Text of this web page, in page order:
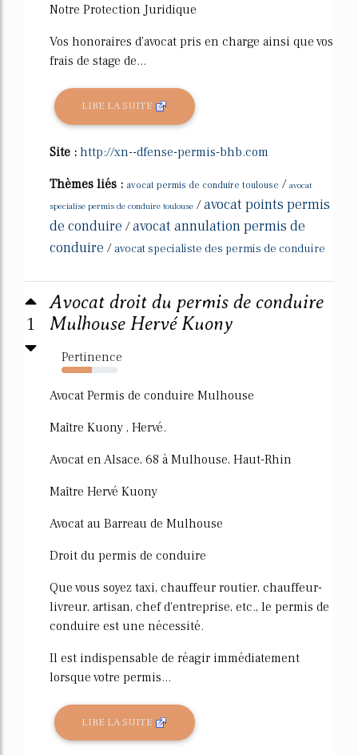
Notre Protection Juridique
Vos honoraires d'avocat pris en charge ainsi que vos
frais de stage de...
LIRE LA SUITE
Site : http://xn--dfense-permis-bhb.com
Thèmes liés : avocat permis de conduire toulouse / avocat
specialise permis de conduire toulouse /avocat points permis
de conduire /avocat annulation permis de
conduire / avocat specialiste des permis de conduire
1
Avocat droit du permis de conduire
Mulhouse Hervé Kuony
Pertinence
54%
Avocat Permis de conduire Mulhouse
Maître Kuony , Hervé.
Avocat en Alsace, 68 à Mulhouse, Haut-Rhin
Maître Hervé Kuony
Avocat au Barreau de Mulhouse
Droit du permis de conduire
Que vous soyez taxi, chauffeur routier, chauffeur-
livreur, artisan, chef d'entreprise, etc., le permis de
conduire est une nécessité.
Il est indispensable de réagir immédiatement
lorsque votre permis...
LIRE LA SUITE